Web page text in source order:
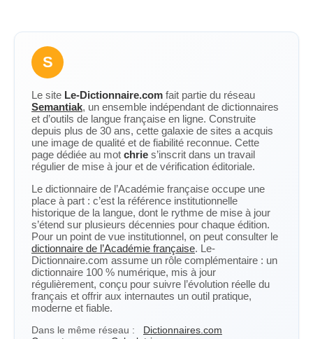
S
Le site Le-Dictionnaire.com fait partie du réseau
Semantiak, un ensemble indépendant de dictionnaires
et d’outils de langue française en ligne. Construite
depuis plus de 30 ans, cette galaxie de sites a acquis
une image de qualité et de fiabilité reconnue. Cette
page dédiée au mot chrie s’inscrit dans un travail
régulier de mise à jour et de vérification éditoriale.
Le dictionnaire de l’Académie française occupe une
place à part : c’est la référence institutionnelle
historique de la langue, dont le rythme de mise à jour
s’étend sur plusieurs décennies pour chaque édition.
Pour un point de vue institutionnel, on peut consulter le
dictionnaire de l’Académie française. Le-
Dictionnaire.com assume un rôle complémentaire : un
dictionnaire 100 % numérique, mis à jour
régulièrement, conçu pour suivre l’évolution réelle du
français et offrir aux internautes un outil pratique,
moderne et fiable.
Dans le même réseau :
Dictionnaires.com